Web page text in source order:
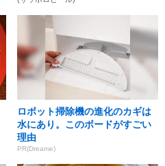
ロボット掃除機の進化のカギは
水にあり。このボードがすごい
理由
PR(Dreame)